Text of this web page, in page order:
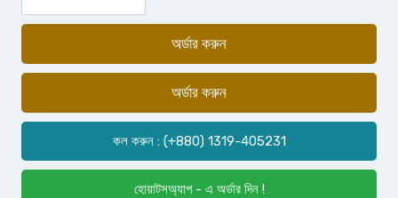
অর্ডার করুন
অর্ডার করুন
কল করুন : (+880) 1319-405231
হোয়াটসঅ্যাপ - এ অর্ডার দিন !